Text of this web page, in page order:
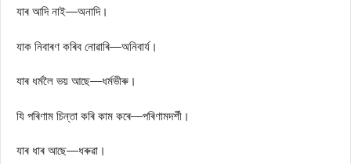
যাৰ আদি নাই—অনাদি।
যাক নিবাৰণ কৰিব নোৱাৰি—অনিবাৰ্য।
যাৰ ধৰ্মলৈ ভয় আছে—ধৰ্মভীৰু।
যি পৰিণাম চিন্তা কৰি কাম কৰে—পৰিণামদৰ্শী।
যাৰ ধাৰ আছে—ধৰুৱা।